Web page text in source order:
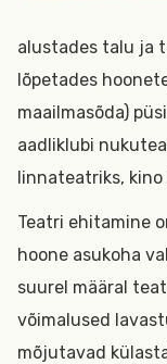
alustades talu ja
lõpetades
maailmasõda)
aadliklubi
linnateatriks, kino
Teatri ehitamine
hoone asukoha
suurel määral
võimalused
mõjutavad